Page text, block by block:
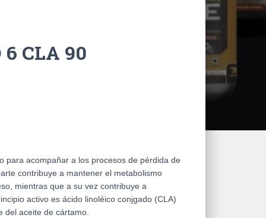
CLA 90
para acompañar a los procesos de pérdida de
contribuye a mantener el metabolismo
mientras que a su vez contribuye a
activo es ácido linoléico conjgado (CLA)
del aceite de cártamo.